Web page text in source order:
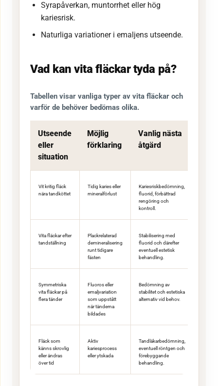
Syrapåverkan, muntorrhet eller hög
kariesrisk.
Naturliga variationer i emaljens utseende.
Vad kan vita fläckar tyda på?
Tabellen visar vanliga typer av vita fläckar och
varför de behöver bedömas olika.
Utseende
eller
situation
Möjlig
förklaring
Vanlig nästa
åtgärd
Vit kritig fläck
nära tandköttet
Tidig karies eller
mineralförlust
Kariesriskbedömning,
fluorid, förbättrad
rengöring och
kontroll.
Vita fläckar efter
tandställning
Plackrelaterad
demineralisering
runt tidigare
fästen
Stabilisering med
fluorid och därefter
eventuell estetisk
behandling.
Symmetriska
vita fläckar på
flera tänder
Fluoros eller
emaljvariation
som uppstått
när tänderna
bildades
Bedömning av
stabilitet och estetiska
alternativ vid behov.
Fläck som
känns skrovlig
eller ändras
över tid
Aktiv
kariesprocess
eller ytskada
Tandläkarbedömning,
eventuell röntgen och
förebyggande
behandling.